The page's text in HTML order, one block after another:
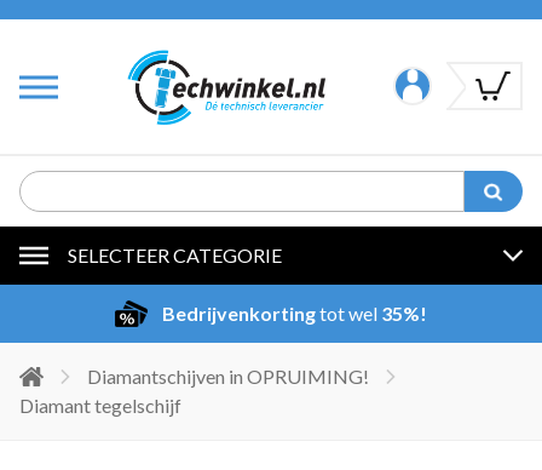
SELECTEER CATEGORIE
Bedrijvenkortingtot wel 35%!
Diamantschijven in OPRUIMING!
Diamant tegelschijf